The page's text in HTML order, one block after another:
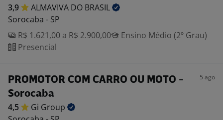
3,9 ALMAVIVA DO BRASIL
Sorocaba - SP
R$ 1.621,00 a R$ 2.900,00
Ensino Médio (2º Grau)
Presencial
PROMOTOR COM CARRO OU MOTO -
Sorocaba
5 ago
4,5 Gi Group